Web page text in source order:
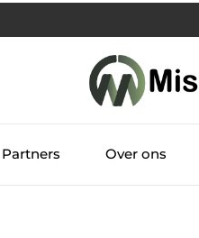
Partners Over ons